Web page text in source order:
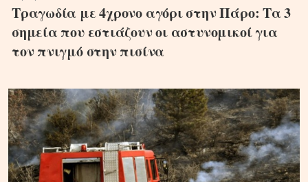
Τραγωδία με 4χρονο αγόρι στην Πάρο: Τα 3
σημεία που εστιάζουν οι αστυνομικοί για
τον πνιγμό στην πισίνα